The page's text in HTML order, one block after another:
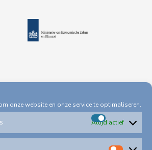
onze website en onze service te optimaliseren.
Functionele
cookies
Altijd actief